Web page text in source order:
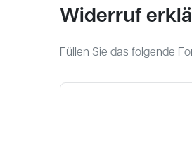
Widerruf
Füllen Sie das folgende